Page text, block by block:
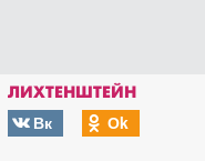
ЛИХТЕНШТЕЙН
Вк
Оk